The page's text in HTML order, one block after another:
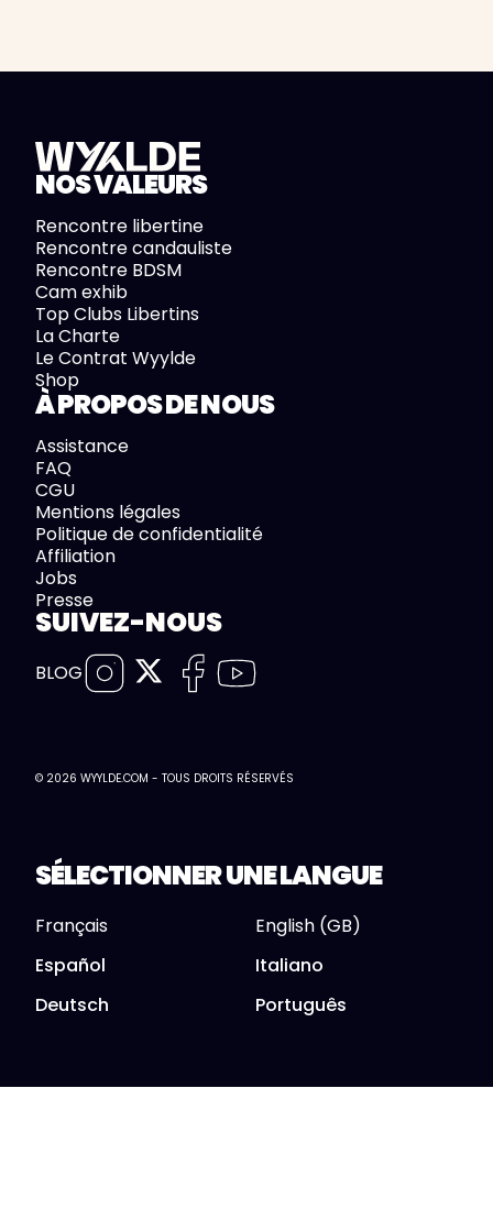
NOS VALEURS
Rencontre libertine
Rencontre candauliste
Rencontre BDSM
Cam exhib
Top Clubs Libertins
La Charte
Le Contrat Wyylde
Shop
À PROPOS DE NOUS
Assistance
FAQ
CGU
Mentions légales
Politique de confidentialité
Affiliation
Jobs
Presse
SUIVEZ-NOUS
BLOG
© 2026 WYYLDE.COM - TOUS DROITS RÉSERVÉS
SÉLECTIONNER UNE LANGUE
Français
English (GB)
Español
Italiano
Deutsch
Português